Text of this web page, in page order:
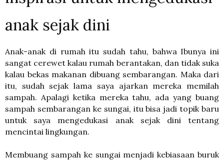
anak sejak dini
Anak-anak di rumah itu sudah tahu, bahwa Ibunya ini
sangat cerewet kalau rumah berantakan, dan tidak suka
kalau bekas makanan dibuang sembarangan. Maka dari
itu, sudah sejak lama saya ajarkan mereka memilah
sampah. Apalagi ketika mereka tahu, ada yang buang
sampah sembarangan ke sungai, itu bisa jadi topik baru
untuk saya mengedukasi anak sejak dini tentang
mencintai lingkungan.
Membuang sampah ke sungai menjadi kebiasaan buruk